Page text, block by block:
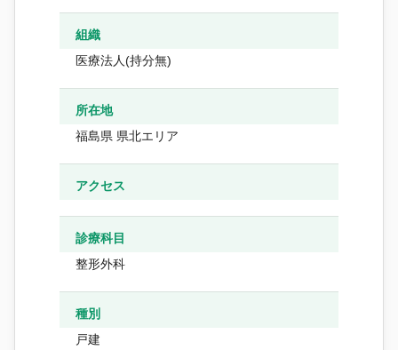
組織
医療法人(持分無)
所在地
福島県 県北エリア
アクセス
診療科目
整形外科
種別
戸建